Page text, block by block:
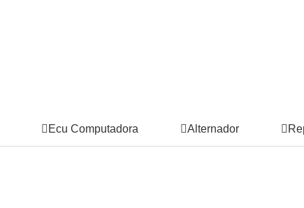
Ecu Computadora Alternador